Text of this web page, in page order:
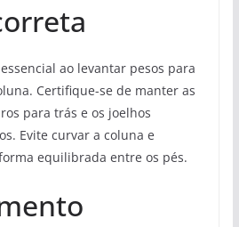
ao levantar pesos para
Certifique-se de manter as
para trás e os joelhos
Evite curvar a coluna e
equilibrada entre os pés.